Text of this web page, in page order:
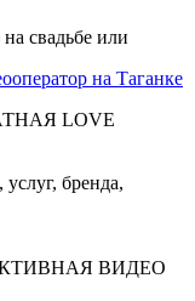
свадьбе или
на Таганке
LOVE
ВИДЕО